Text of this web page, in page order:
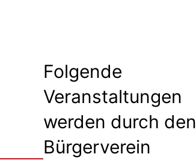
Folgende
Veranstaltungen
werden durch den
Bürgerverein